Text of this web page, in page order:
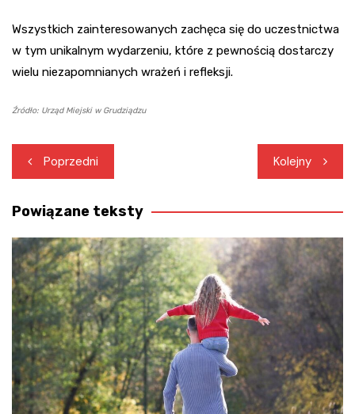
Wszystkich zainteresowanych zachęca się do uczestnictwa
w tym unikalnym wydarzeniu, które z pewnością dostarczy
wielu niezapomnianych wrażeń i refleksji.
Źródło: Urząd Miejski w Grudziądzu
Nawigacja
wpisu
Poprzedni Kolejny
Powiązane teksty